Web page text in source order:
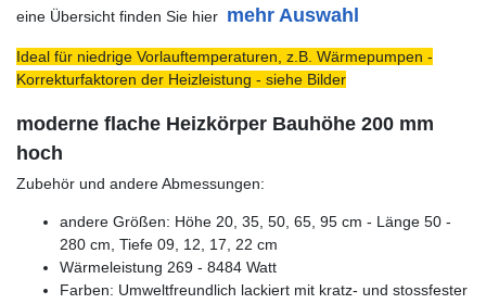
eine Übersicht finden Sie hier mehr Auswahl
Ideal für niedrige Vorlauftemperaturen, z.B. Wärmepumpen -
Korrekturfaktoren der Heizleistung - siehe Bilder
moderne flache Heizkörper Bauhöhe 200 mm
hoch
Zubehör und andere Abmessungen:
andere Größen: Höhe 20, 35, 50, 65, 95 cm - Länge 50 -
280 cm, Tiefe 09, 12, 17, 22 cm
Wärmeleistung 269 - 8484 Watt
Farben: Umweltfreundlich lackiert mit kratz- und stossfester